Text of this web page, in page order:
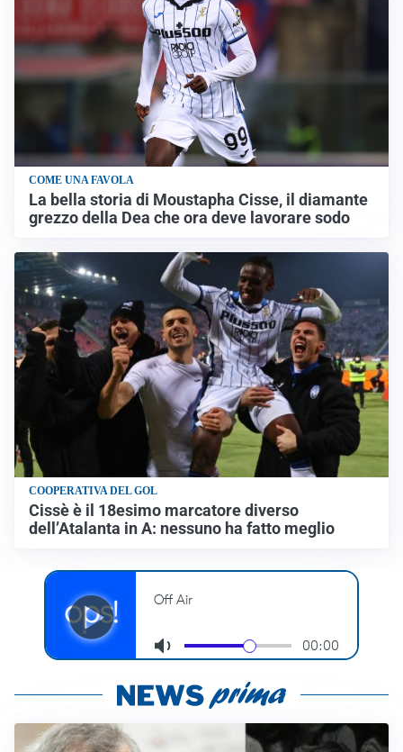
COME UNA FAVOLA
La bella storia di Moustapha Cisse, il diamante
grezzo della Dea che ora deve lavorare sodo
COOPERATIVA DEL GOL
Cissè è il 18esimo marcatore diverso
dell’Atalanta in A: nessuno ha fatto meglio